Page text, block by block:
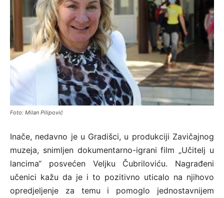
Foto: Milan Pilipović
Inače, nedavno je u Gradišci, u produkciji Zavičajnog
muzeja, snimljen dokumentarno-igrani film „Učitelj u
lancima“ posvećen Veljku Čubriloviću. Nagrađeni
učenici kažu da je i to pozitivno uticalo na njihovo
opredjeljenje za temu i pomoglo jednostavnijem